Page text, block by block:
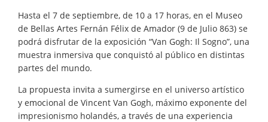
Hasta el 7 de septiembre, de 10 a 17 horas, en el Museo
de Bellas Artes Fernán Félix de Amador (9 de Julio 863) se
podrá disfrutar de la exposición “Van Gogh: Il Sogno”, una
muestra inmersiva que conquistó al público en distintas
partes del mundo.
La propuesta invita a sumergirse en el universo artístico
y emocional de Vincent Van Gogh, máximo exponente del
impresionismo holandés, a través de una experiencia